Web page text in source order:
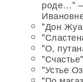
роде…"
"Дон
"О,
"Устье